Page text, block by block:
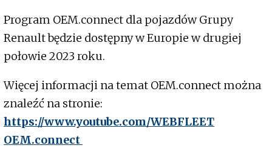
Program OEM.connect dla pojazdów Grupy
Renault będzie dostępny w Europie w drugiej
połowie 2023 roku.
Więcej informacji na temat OEM.connect można
znaleźć na stronie:
https://www.youtube.com/WEBFLEET
OEM.connect